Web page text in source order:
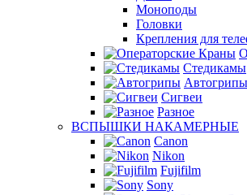
Моноподы
Головки
Крепления для
Стедикамы
Автогрипы
Сигвеи
Разное
ВСПЫШКИ НАКАМЕРНЫЕ
Canon
Nikon
Fujifilm
Sony